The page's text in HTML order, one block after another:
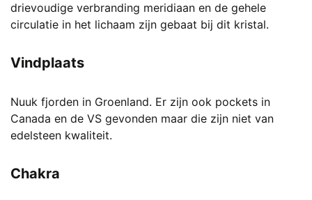
drievoudige verbranding meridiaan en de gehele
circulatie in het lichaam zijn gebaat bij dit kristal.
Vindplaats
Nuuk fjorden in Groenland. Er zijn ook pockets in
Canada en de VS gevonden maar die zijn niet van
edelsteen kwaliteit.
Chakra